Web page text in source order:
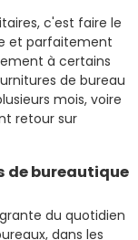
c'est faire le
et parfaitement
à certains
de bureau
mois, voire
retour sur
de bureautique
du quotidien
dans les